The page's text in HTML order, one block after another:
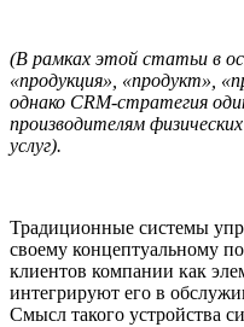
(В рамках этой статьи в
«продукция», «продукт»,
однако CRM-стратегия
производителям
услуг).
Традиционные системы
своему концептуальному
клиентов компании как
интегрируют его в
Смысл такого устройства